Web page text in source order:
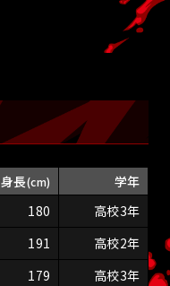
身長(cm)
学年
180
高校3年
191
高校2年
179
高校3年